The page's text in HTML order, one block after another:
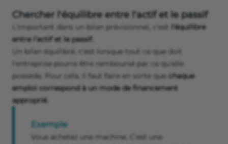
Chercher l'équilibre entre l'actif et le passif
L'important dans un bilan prévisionnel, c'est
l'équilibre
entre l'actif et le passif.
Un bilan équilibré, c'est lorsque tout ce que doit
l'entreprise pourra être remboursé par ce qu'elle
possède. Pour cela, il faut faire en sorte que chaque
emploi correspond à un mode de financement
approprié.
Exemple
Vous achetez une machine. C'est une